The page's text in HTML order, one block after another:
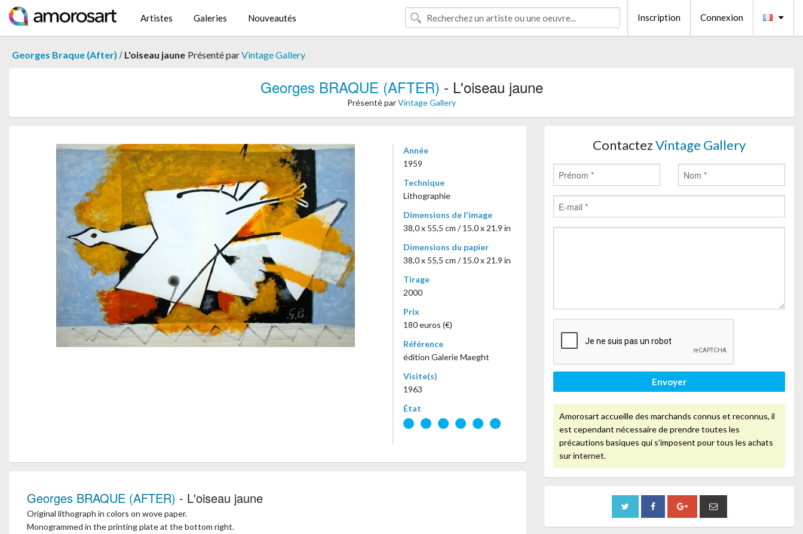
Artistes Galeries Nouveautés Inscription Connexion
Georges Braque (After) / L'oiseau jaune Présenté parVintage Gallery
Georges BRAQUE (AFTER) - L'oiseau jaune
Présenté parVintage Gallery
Année
1959
Technique
Lithographie
Dimensions de l'image
38,0 x 55,5 cm / 15.0 x 21.9 in
Dimensions du papier
38,0 x 55,5 cm / 15.0 x 21.9 in
Tirage
2000
Prix
180 euros (€)
Référence
édition Galerie Maeght
Visite(s)
1963
État
Georges BRAQUE (AFTER) - L'oiseau jaune
Original lithograph in colors on wove paper.
Monogrammed in the printing plate at the bottom right.
ContactezVintage Gallery
Envoyer
Amorosart accueille des marchands connus et reconnus, il
est cependant nécessaire de prendre toutes les
précautions basiques qui s’imposent pour tous les achats
sur internet.